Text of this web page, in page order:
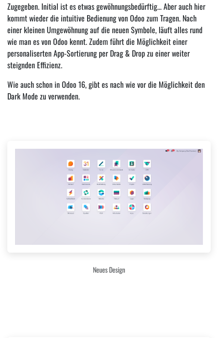
Zugegeben. Initial ist es etwas gewöhnungsbedürftig... Aber auch hier
kommt wieder die intuitive Bedienung von Odoo zum Tragen. Nach
einer kleinen Umgewöhnung auf die neuen Symbole, läuft alles rund
wie man es von Odoo kennt. Zudem führt die Möglichkeit einer
personaliserten App-Sortierung per Drag & Drop zu einer weiter
steignden Effizienz.
Wie auch schon in Odoo 16, gibt es nach wie vor die Möglichkeit den
Dark Mode zu verwenden.
Neues Design